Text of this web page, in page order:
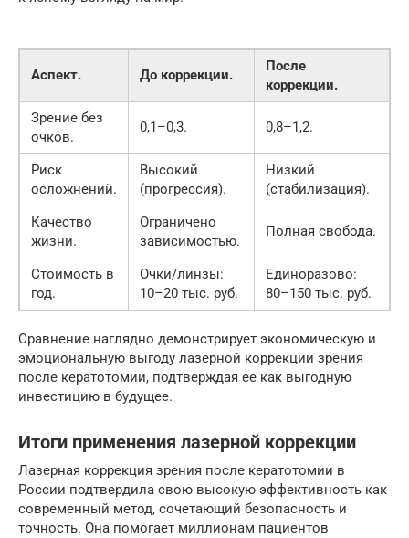
Аспект. До коррекции.
После
коррекции.
Зрение без
очков.
0,1–0,3. 0,8–1,2.
Риск
осложнений.
Высокий
(прогрессия).
Низкий
(стабилизация).
Качество
жизни.
Ограничено
зависимостью.
Полная свобода.
Стоимость в
год.
Очки/линзы:
10–20 тыс. руб.
Единоразово:
80–150 тыс. руб.
Сравнение наглядно демонстрирует экономическую и
эмоциональную выгоду лазерной коррекции зрения
после кератотомии, подтверждая ее как выгодную
инвестицию в будущее.
Итоги применения лазерной коррекции
Лазерная коррекция зрения после кератотомии в
России подтвердила свою высокую эффективность как
современный метод, сочетающий безопасность и
точность. Она помогает миллионам пациентов